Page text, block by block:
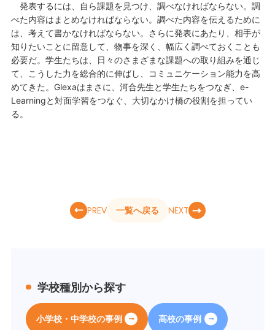
発表するには、自ら課題を見つけ、調べなければならない。調
べた内容はまとめなければならない。調べた内容を伝えるために
は、考えて書かなければならない。さらに発表にあたり、相手が
知りたいことに留意して、物事を深く、幅広く調べておくことも
必要だ。学生たちは、日々のさまざまな課題への取り組みを通じ
て、こうした力を総合的に伸ばし、コミュニケーション能力を高
めてきた。Glexaはまさに、河合先生と学生たちをつなぎ、e-
Learningと対面学習をつなぐ、大切なかけ橋の役割を担ってい
る。
PREV 一覧へ戻る NEXT
学校種別から探す
小学校・中学校の事例 高校の事例